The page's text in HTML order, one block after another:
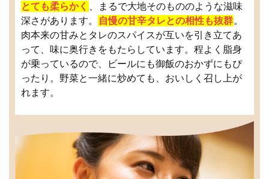
とても柔らかく
、まるで大地そのもののような滋味
深さがあります。
自慢の甘辛タレとの相性も抜群。
肉本来の甘みとタレのスパイスが互いを引き立てあ
って、味に奥行きをもたらしています。程よく脂身
が乗っているので、ビールにも御飯のおかずにもぴ
ったり。野菜と一緒に炒めても、おいしく召し上が
れます。